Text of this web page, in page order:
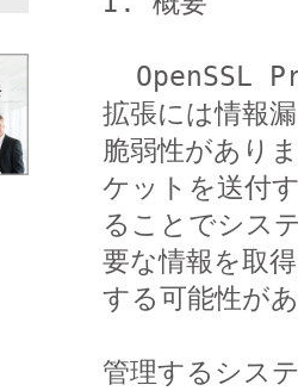
拡張には情報
脆弱性があり
ケットを送付
ることでシス
要な情報を取得
する可能性が
管理するシス